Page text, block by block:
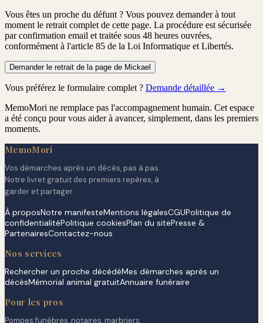
Vous êtes un proche du défunt ? Vous pouvez demander à tout
moment le retrait complet de cette page. La procédure est sécurisée
par confirmation email et traitée sous 48 heures ouvrées,
conformément à l'article 85 de la Loi Informatique et Libertés.
Demander le retrait de la page de Mickael
Vous préférez le formulaire complet ? Demande détaillée →
MemoMori ne remplace pas l'accompagnement humain. Cet espace
a été conçu pour vous aider à avancer, simplement, dans les premiers
moments.
MemoMori
Vos démarches après un décès, pas à pas.
Notre livret gratuit des premiers repères, à
garder et partager.
À proposNotre manifesteMentions légalesCGUPolitique de
confidentialitéPolitique cookiesPlan du sitePresse &
PartenairesContactez-nous
Nos services
Rechercher un proche décédéMes démarches après un
décèsMémorial animal gratuitAnnuaire funéraire
Pour les pros
Pompes funèbres, notaires, marbriers,